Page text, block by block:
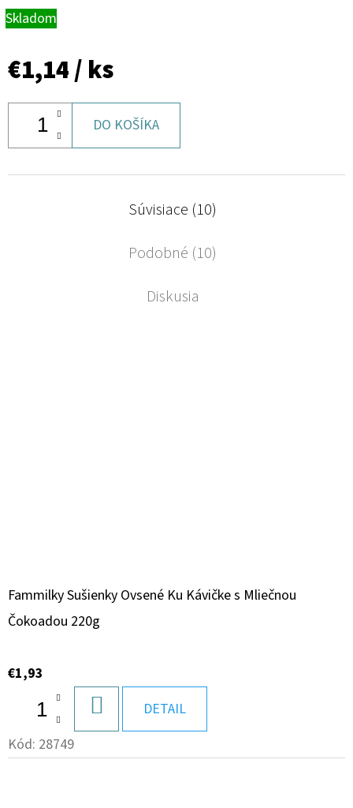
Skladom
€1,14/ ks
DO KOŠÍKA
Súvisiace (10)
Podobné (10)
Diskusia
Fammilky Sušienky Ovsené Ku Kávičke s Mliečnou
Čokoadou 220g
€1,93
KOŠÍKA
DETAIL
Kód: 28749